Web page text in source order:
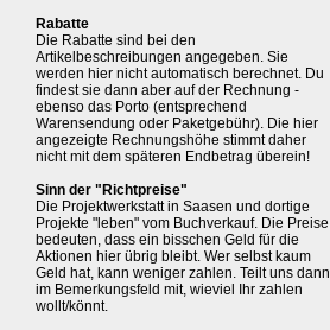
Rabatte
Die Rabatte sind bei den
Artikelbeschreibungen angegeben. Sie
werden hier nicht automatisch berechnet. Du
findest sie dann aber auf der Rechnung -
ebenso das Porto (entsprechend
Warensendung oder Paketgebühr). Die hier
angezeigte Rechnungshöhe stimmt daher
nicht mit dem späteren Endbetrag überein!
Sinn der "Richtpreise"
Die Projektwerkstatt in Saasen und dortige
Projekte "leben" vom Buchverkauf. Die Preise
bedeuten, dass ein bisschen Geld für die
Aktionen hier übrig bleibt. Wer selbst kaum
Geld hat, kann weniger zahlen. Teilt uns dann
im Bemerkungsfeld mit, wieviel Ihr zahlen
wollt/könnt.